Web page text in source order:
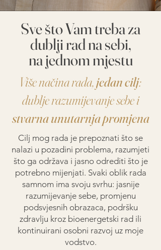
Sve što Vam treba za
dublji rad na sebi,
na jednom mjestu
Više načina rada,jedan cilj:
dublje razumijevanje sebe i
stvarna unutarnja promjena
Cilj mog rada je prepoznati što se
nalazi u pozadini problema, razumjeti
što ga održava i jasno odrediti što je
potrebno mijenjati. Svaki oblik rada
samnom ima svoju svrhu: jasnije
razumijevanje sebe, promjenu
podsvjesnih obrazaca, podršku
zdravlju kroz bioenergetski rad ili
kontinuirani osobni razvoj uz moje
vodstvo.